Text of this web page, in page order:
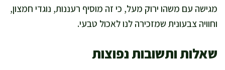
מגישה עם משהו ירוק מעל, כי זה מוסיף רעננות, נוגדי חמצון,
וחוויה צבעונית שמזכירה לנו לאכול טבעי.
שאלות ותשובות נפוצות